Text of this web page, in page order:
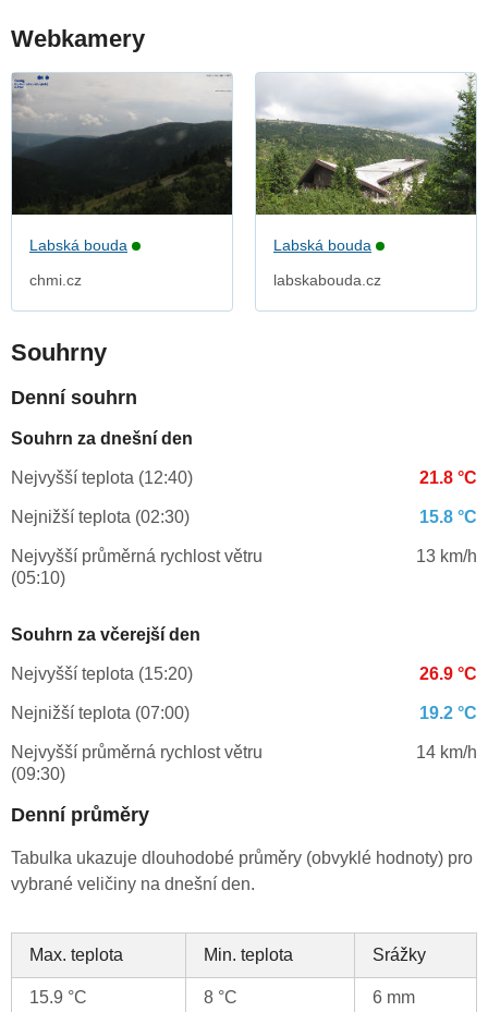
Webkamery
Labská bouda
chmi.cz
Labská bouda
labskabouda.cz
Souhrny
Denní souhrn
Souhrn za dnešní den
Nejvyšší teplota (12:40) 21.8 °C
Nejnižší teplota (02:30) 15.8 °C
Nejvyšší průměrná rychlost větru
(05:10)
13 km/h
Souhrn za včerejší den
Nejvyšší teplota (15:20) 26.9 °C
Nejnižší teplota (07:00) 19.2 °C
Nejvyšší průměrná rychlost větru
(09:30)
14 km/h
Denní průměry
Tabulka ukazuje dlouhodobé průměry (obvyklé hodnoty) pro
vybrané veličiny na dnešní den.
Max. teplota Min. teplota Srážky
15.9 °C 8 °C 6 mm